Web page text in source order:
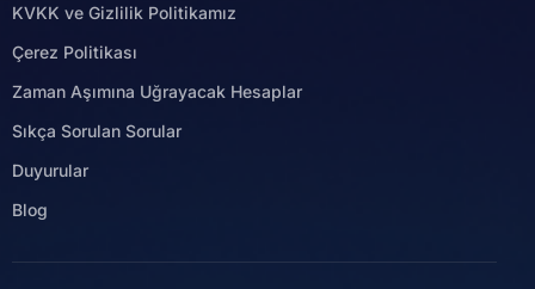
KVKK ve Gizlilik Politikamız
Çerez Politikası
Zaman Aşımına Uğrayacak Hesaplar
Sıkça Sorulan Sorular
Duyurular
Blog